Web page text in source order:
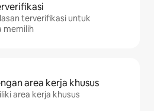
terverifikasi untuk
memilih
area kerja khusus
area kerja khusus